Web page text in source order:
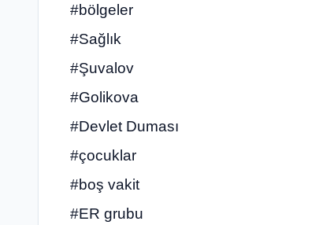
#bölgeler
#Sağlık
#Şuvalov
#Golikova
#Devlet Duması
#çocuklar
#boş vakit
#ER grubu